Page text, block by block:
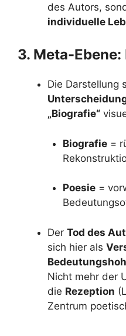
des Autors,
individuelle
3. Meta-Ebene:
Die Darstellung
„Biografie“
Biografie=
Poesie=
Der Tod des
sich hier als
Nicht mehr der
die Rezeption
Zentrum